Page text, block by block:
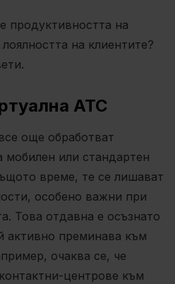
продуктивността на
на клиентите?
АТС
още обработват
мобилен или стандартен
време, те се лишават
особено важни при
Това отдавна е осъзнато
активно преминава към
очаква се, че
центрове към